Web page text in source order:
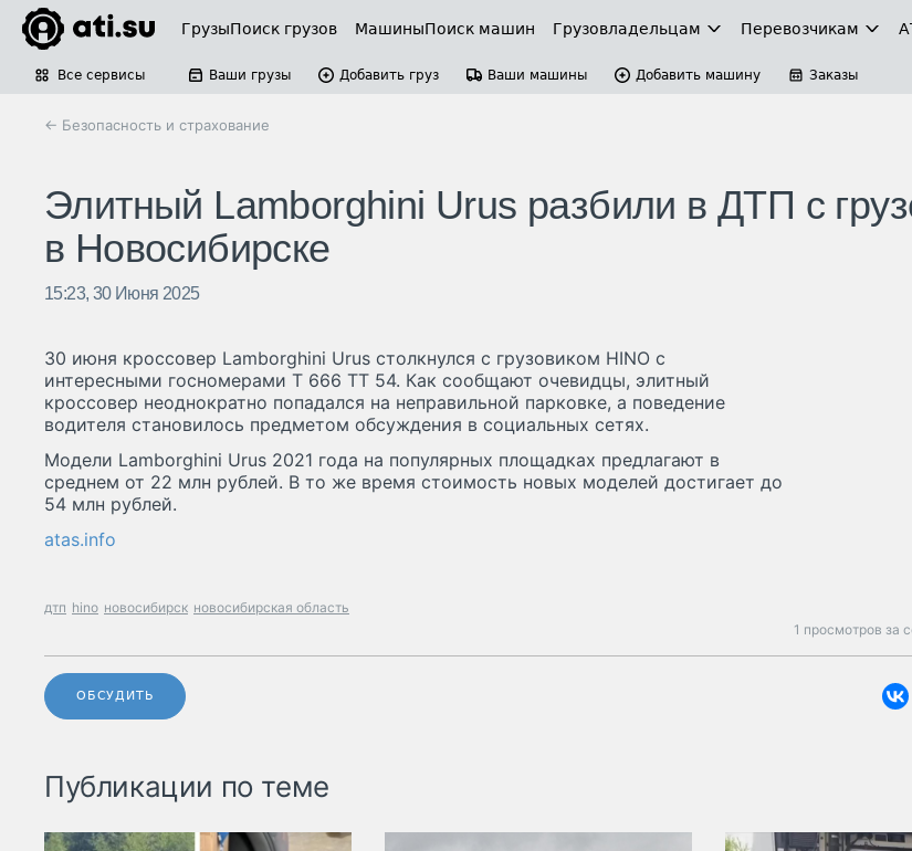
ГрузыПоиск грузов МашиныПоиск машин Грузовладельцам Перевозчикам
Все сервисы Ваши грузы Добавить груз Ваши машины Добавить машину Заказы
← Безопасность и страхование
Элитный Lamborghini Urus разбили в ДТП с
в Новосибирске
15:23, 30 Июня 2025
30 июня кроссовер Lamborghini Urus столкнулся с грузовиком HINO с
интересными госномерами Т 666 ТТ 54. Как сообщают очевидцы, элитный
кроссовер неоднократно попадался на неправильной парковке, а поведение
водителя становилось предметом обсуждения в социальных сетях.
Модели Lamborghini Urus 2021 года на популярных площадках предлагают в
среднем от 22 млн рублей. В то же время стоимость новых моделей достигает до
54 млн рублей.
atas.info
дтп hino новосибирск новосибирская область
1 просмотров за
ОБСУДИТЬ
Публикации по теме